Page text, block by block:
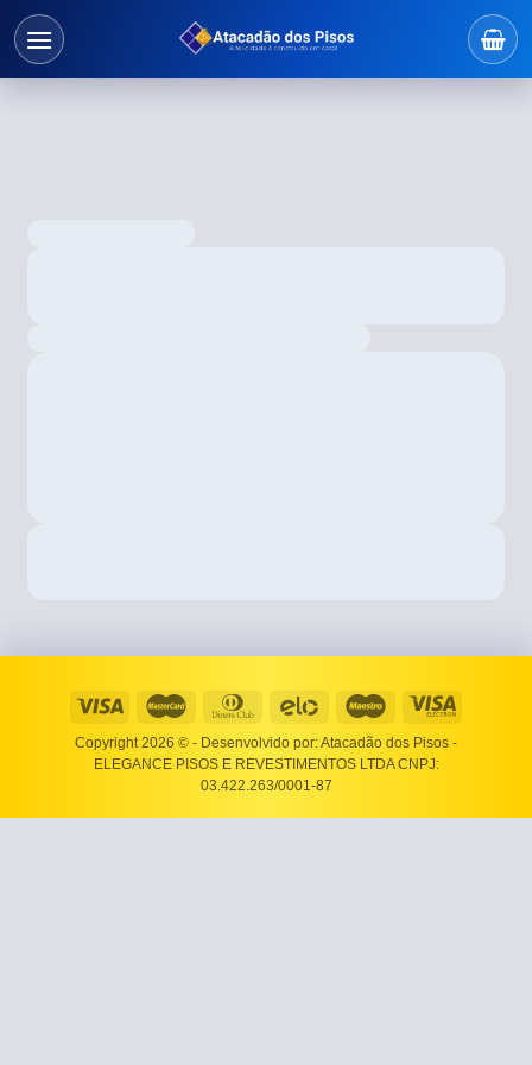
Copyright 2026 © - Desenvolvido por: Atacadão dos Pisos -
ELEGANCE PISOS E REVESTIMENTOS LTDA CNPJ:
03.422.263/0001-87